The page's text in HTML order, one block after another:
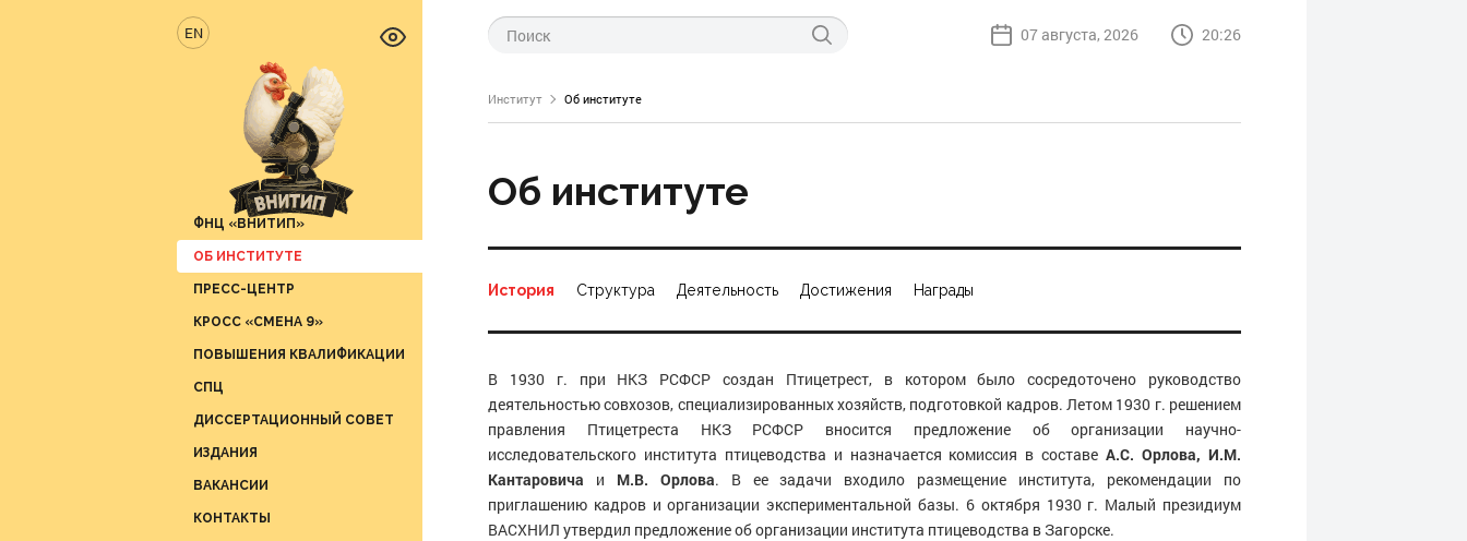
EN
ФНЦ «ВНИТИП»
ОБ ИНСТИТУТЕ
Отдел технологии производства
Отдел генетики и селекции
Отдел СПЦ по птицеводству
Отдел инкубации
Отдел научно-технической информации
Отдел микроклимата и производственных
процессов
ПРЕСС-ЦЕНТР
Отраслевые новости
Вести о науке
График проведения курсов
КРОСС «СМЕНА 9»
ПОВЫШЕНИЯ КВАЛИФИКАЦИИ
СПЦ
ДИССЕРТАЦИОННЫЙ СОВЕТ
ИЗДАНИЯ
ВАКАНСИИ
КОНТАКТЫ
07 августа, 2026 20:26
Институт Об институте
Об институте
История Структура Деятельность Достижения Награды
В 1930 г. при НКЗ РСФСР создан Птицетрест, в котором было сосредоточено руководство
деятельностью совхозов, специализированных хозяйств, подготовкой кадров. Летом 1930 г. решением
правления Птицетреста НКЗ РСФСР вносится предложение об организации научно-
исследовательского института птицеводства и назначается комиссия в составеА.С. Орлова, И.М.
Кантаровича и М.В. Орлова. В ее задачи входило размещение института, рекомендации по
приглашению кадров и организации экспериментальной базы. 6 октября 1930 г. Малый президиум
ВАСХНИЛ утвердил предложение об организации института птицеводства в Загорске.